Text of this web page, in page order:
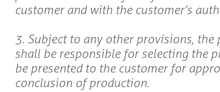
customer and with the customer’s
3. Subject to any other provisions, the
shall be responsible for selecting the
be presented to the customer for
conclusion of production.